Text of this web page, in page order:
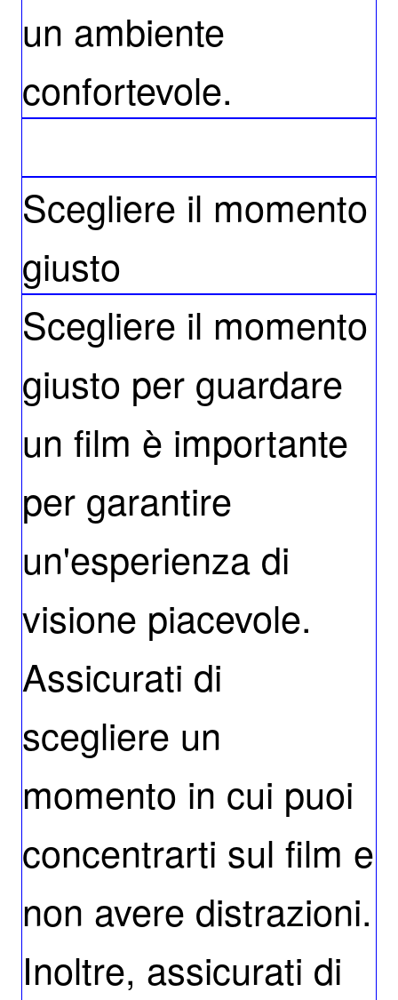
un ambiente
confortevole.
Scegliere il momento
giusto
Scegliere il momento
giusto per guardare
un film è importante
per garantire
un'esperienza di
visione piacevole.
Assicurati di
scegliere un
momento in cui puoi
concentrarti sul film e
non avere distrazioni.
Inoltre, assicurati di